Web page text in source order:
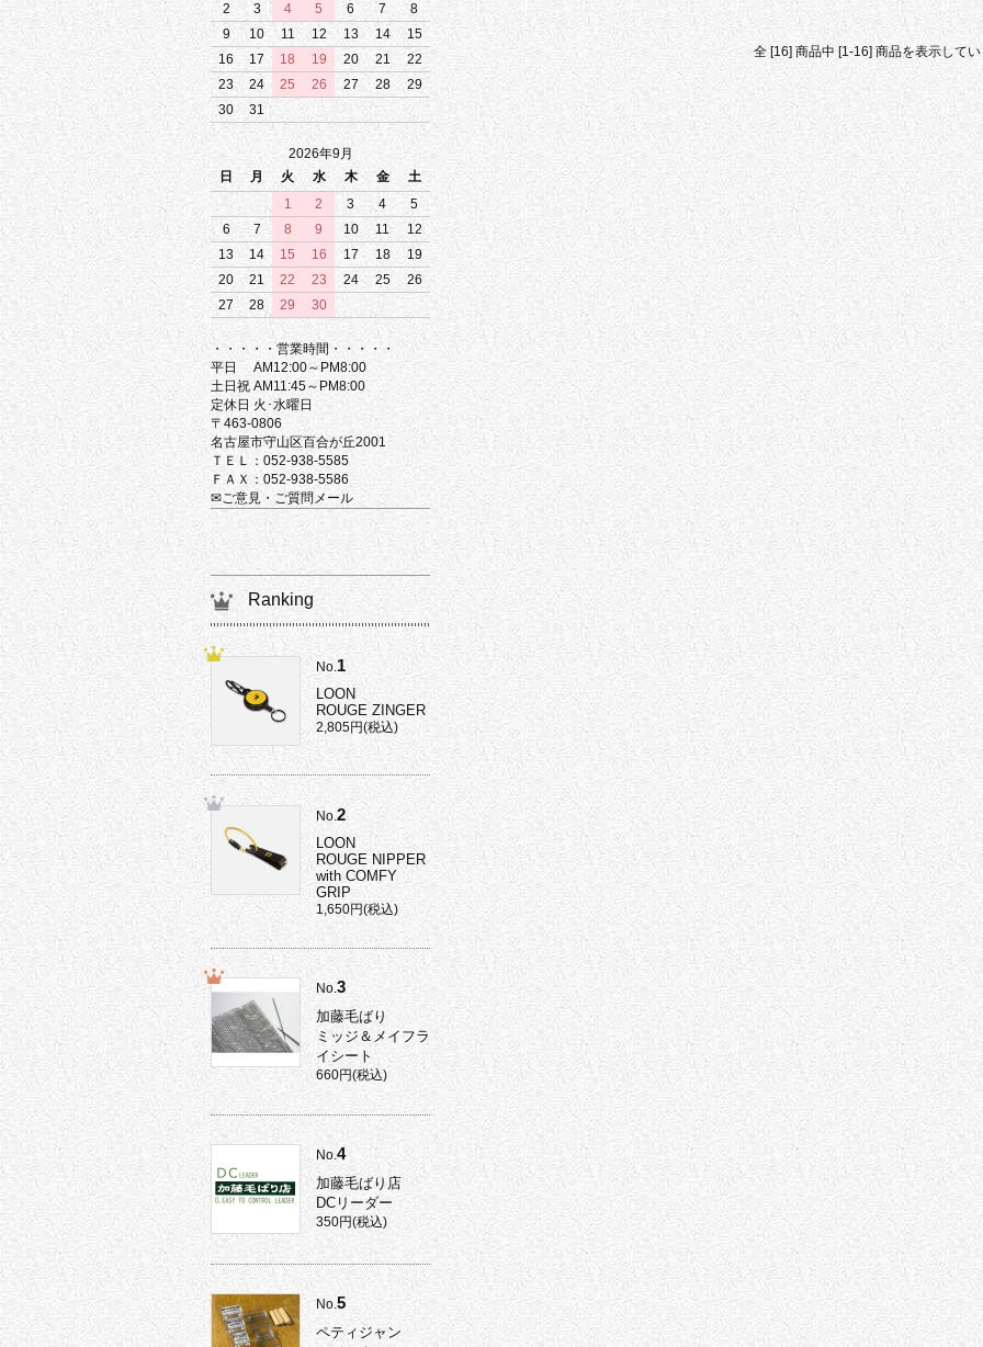
全 [16] 商品中 [1-16] 商品を表示して
2
3 4 5 6 7
8
9
10 11 12 13 14
15
16
17 18 19 20 21
22
23
24 25 26 27 28
29
30
31
2026年9月
日
月 火 水 木 金
土
1
2 3 4
5
6
7 8 9 10 11
12
13
14 15 16 17 18
19
20
21 22 23 24 25
26
27
28 29 30
・・・・・営業時間・・・・・
平日 AM12:00～PM8:00
土日祝 AM11:45～PM8:00
定休日 火･水曜日
〒463-0806
名古屋市守山区百合が丘2001
ＴＥＬ：052-938-5585
ＦＡＸ：052-938-5586
✉ご意見・ご質問メール
Ranking
No. 1
LOON
ROUGE ZINGER
2,805円(税込)
No. 2
LOON
ROUGE NIPPER
with COMFY
GRIP
1,650円(税込)
No.3
加藤毛ばり
ミッジ＆メイフラ
イシート
660円(税込)
No.4
加藤毛ばり店
DCリーダー
350円(税込)
No.5
ペティジャン